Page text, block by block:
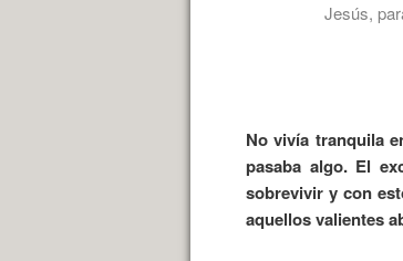
Jesús,
No vivía tranquila
pasaba algo. El
sobrevivir y con
aquellos valientes